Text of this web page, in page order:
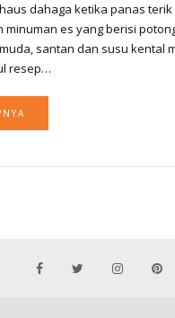
dahaga ketika panas terik
minuman es yang berisi
santan dan susu kental
resep…